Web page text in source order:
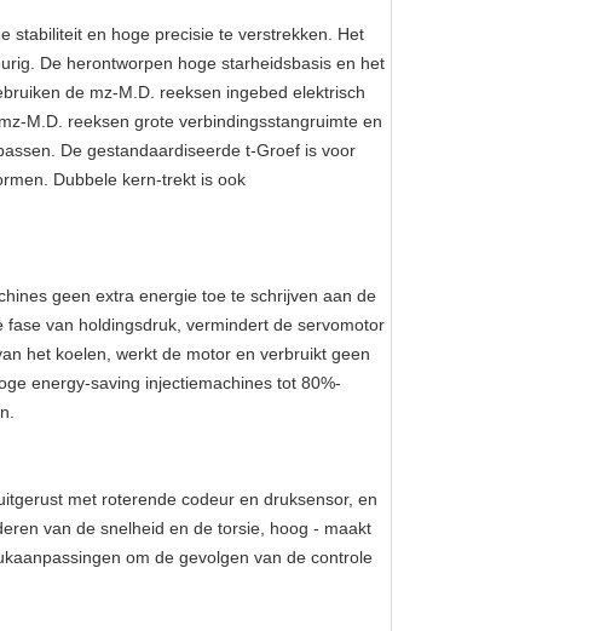
stabiliteit en hoge precisie te verstrekken. Het
De herontworpen hoge starheidsbasis en het
de mz-M.D. reeksen ingebed elektrisch
M.D. reeksen grote verbindingsstangruimte en
De gestandaardiseerde t-Groef is voor
Dubbele kern-trekt is ook
geen extra energie toe te schrijven aan de
van holdingsdruk, vermindert de servomotor
het koelen, werkt de motor en verbruikt geen
energy-saving injectiemachines tot 80%-
met roterende codeur en druksensor, en
van de snelheid en de torsie, hoog - maakt
om de gevolgen van de controle